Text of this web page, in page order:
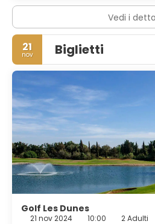
un pratico servizio di lavanderia
Vedi i
21
nov Biglietti
Golf Les Dunes
21 nov 2024 10:00 2 Adulti